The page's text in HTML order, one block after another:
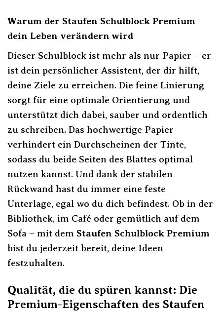
Warum der Staufen Schulblock Premium
dein Leben verändern wird
Dieser Schulblock ist mehr als nur Papier – er
ist dein persönlicher Assistent, der dir hilft,
deine Ziele zu erreichen. Die feine Linierung
sorgt für eine optimale Orientierung und
unterstützt dich dabei, sauber und ordentlich
zu schreiben. Das hochwertige Papier
verhindert ein Durchscheinen der Tinte,
sodass du beide Seiten des Blattes optimal
nutzen kannst. Und dank der stabilen
Rückwand hast du immer eine feste
Unterlage, egal wo du dich befindest. Ob in der
Bibliothek, im Café oder gemütlich auf dem
Sofa – mit dem Staufen Schulblock Premium
bist du jederzeit bereit, deine Ideen
festzuhalten.
Qualität, die du spüren kannst: Die
Premium-Eigenschaften des Staufen